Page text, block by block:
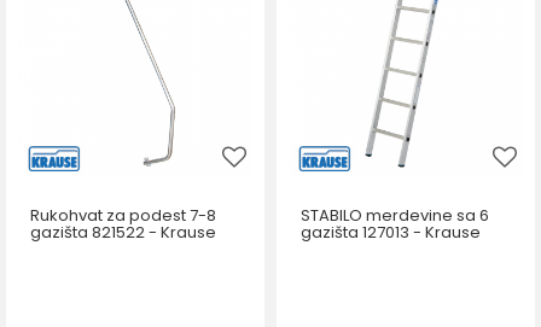
Rukohvat za podest 7-8
gazišta 821522 - Krause
STABILO merdevine sa 6
gazišta 127013 - Krause